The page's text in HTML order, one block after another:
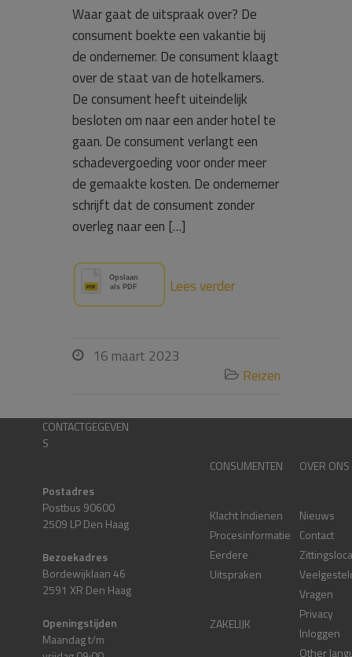
Waar gaat de uitspraak over? De
consument boekte een vakantie bij
de ondernemer. De consument klaagt
over de staat van de hotelkamers.
De consument heeft uiteindelijk
besloten om naar een ander hotel te
gaan. De consument verlangt een
schadevergoeding voor onder meer
de gemaakte kosten. De ondernemer
schrijft dat de consument zonder
overleg naar een […]
Lees verder
 16 maart 2023
 Reizen
CONTACTGEGEVEN
S
Postadres
Postbus 90600
2509 LP Den Haag
Bezoekadres
Bordewijklaan 46
2591 XR Den Haag
Openingstijden
Maandag t/m
CONSUMENTEN
Klacht Indienen
Procesinformatie
Eerdere
Uitspraken
ZAKELIJK
OVER ONS
Nieuws
Contact
Vragen
Privacy
Inloggen
Other